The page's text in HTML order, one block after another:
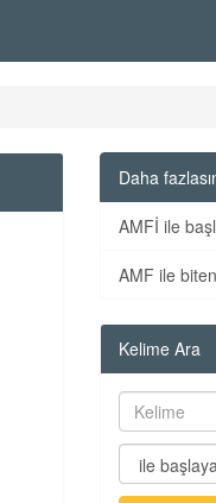
Daha
AMFİ ile
AMF ile
Kelime Ara